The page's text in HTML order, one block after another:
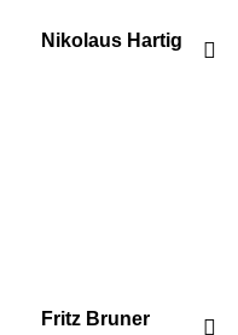
Nikolaus Hartig
Fritz Bruner